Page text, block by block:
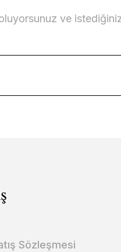
ve
Sözleşmesi